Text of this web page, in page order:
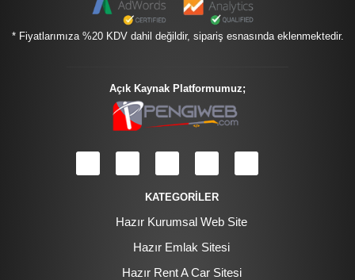
* Fiyatlarımıza %20 KDV dahil değildir, sipariş esnasında eklenmektedir.
Açık Kaynak Platformumuz;
KATEGORİLER
Hazır Kurumsal Web Site
Hazır Emlak Sitesi
Hazır Rent A Car Sitesi